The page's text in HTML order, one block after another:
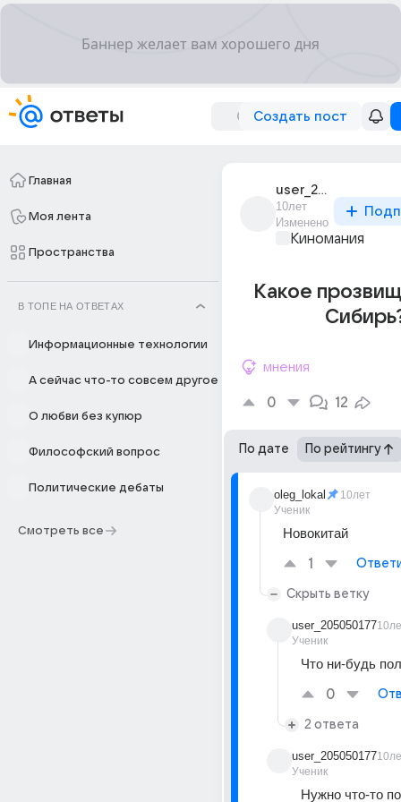
Создать пост
Главная
Моя лента
Пространства
В ТОПЕ НА ОТВЕТАХ
Информационные технологии
А сейчас что-то совсем другое
О любви без купюр
Философский вопрос
Политические дебаты
Смотреть все
user_205050177
10лет
Изменено
Киномания
Какое
мнения
0 12
По дате По рейтингу
oleg_lokal
Ученик
10лет
Новокитай
1
Скрыть ветку
user_205050177
Ученик
Что ни-будь
0
2 ответа
user_205050177
Ученик
Нужно что-то